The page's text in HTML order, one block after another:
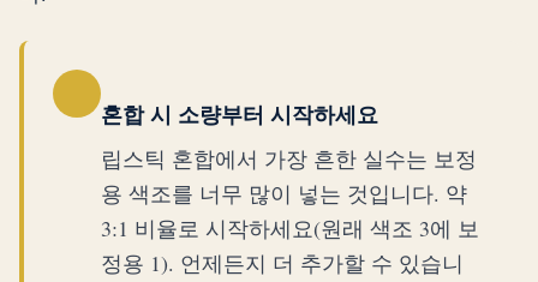
혼합 시 소량부터 시작하세요
립스틱 혼합에서 가장 흔한 실수는 보정
용 색조를 너무 많이 넣는 것입니다. 약
3:1 비율로 시작하세요(원래 색조 3에 보
정용 1). 언제든지 더 추가할 수 있습니